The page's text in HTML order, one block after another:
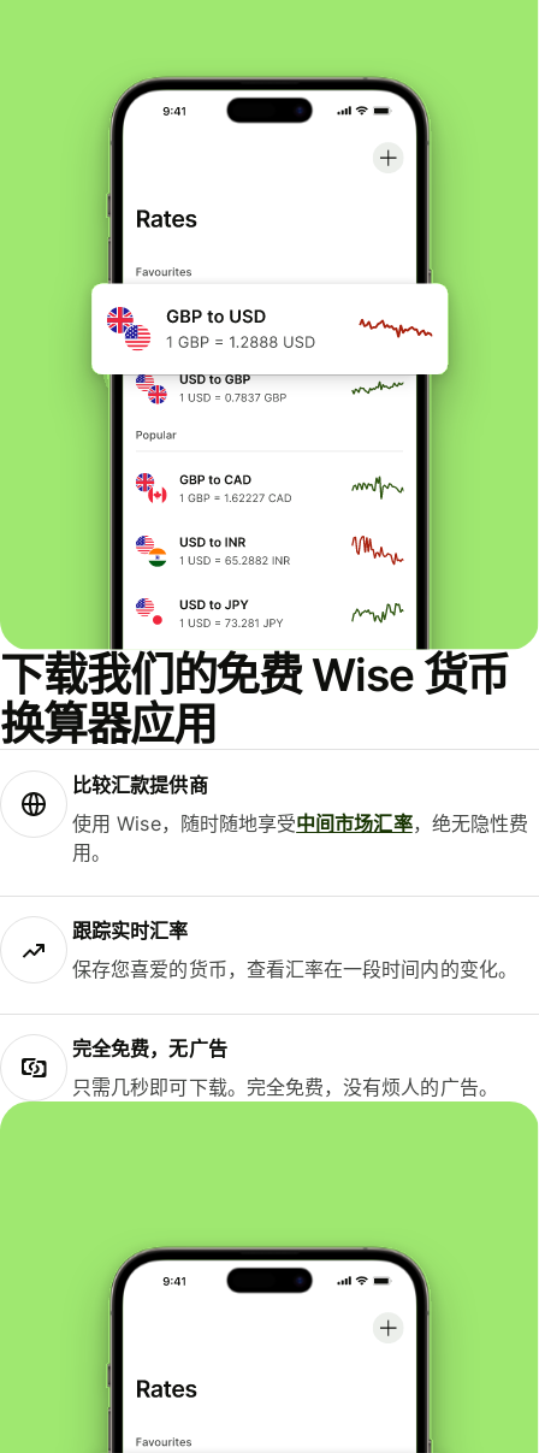
下载我们的免费 Wise 货币
换算器应用
比较汇款提供商
使用 Wise，随时随地享受中间市场汇率，绝无隐性费
用。
跟踪实时汇率
保存您喜爱的货币，查看汇率在一段时间内的变化。
完全免费，无广告
只需几秒即可下载。完全免费，没有烦人的广告。